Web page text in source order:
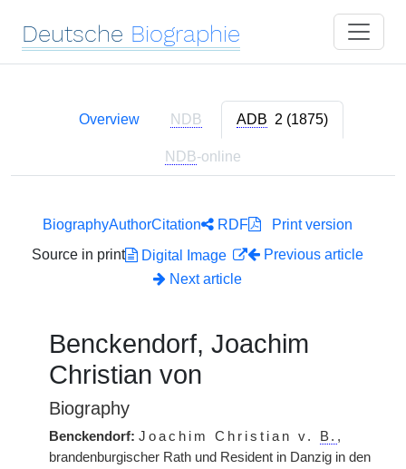
Deutsche Biographie
Overview NDB ADB 2 (1875)
NDB-online
BiographyAuthorCitation RDF
Print version
Source in print
Digital Image
Previous article
Next article
Benckendorf, Joachim
Christian von
Biography
Benckendorf: Joachim Christian v. B. ,
brandenburgischer Rath und Resident in Danzig in den